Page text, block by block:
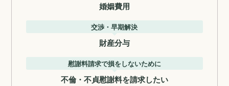
婚姻費用
交渉・早期解決
財産分与
慰謝料請求で損をしないために
不倫・不貞慰謝料を請求したい